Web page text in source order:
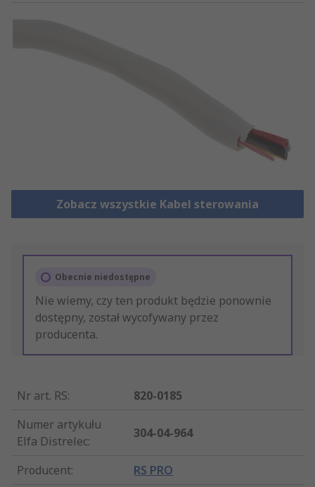
Zobacz wszystkie Kabel sterowania
Obecnie niedostępne
Nie wiemy, czy ten produkt będzie ponownie
dostępny, został wycofywany przez
producenta.
Nr art. RS:
820-0185
Numer artykułu
Elfa Distrelec:
304-04-964
Producent: RS PRO